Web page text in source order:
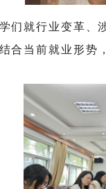
们就行业变革、
合当前就业形势